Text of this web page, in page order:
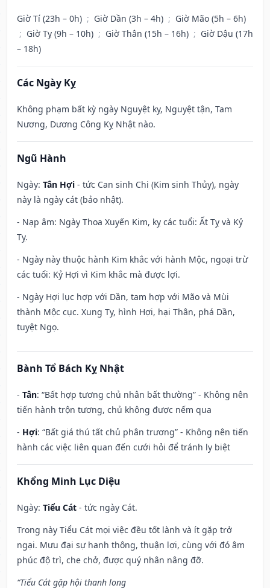
Giờ Tí (23h – 0h) ; Giờ Dần (3h – 4h) ; Giờ Mão (5h – 6h)
; Giờ Tỵ (9h – 10h) ; Giờ Thân (15h – 16h) ; Giờ Dậu (17h
– 18h)
Các Ngày Kỵ
Không phạm bất kỳ ngày Nguyệt kỵ, Nguyệt tận, Tam
Nương, Dương Công Kỵ Nhật nào.
Ngũ Hành
Ngày: Tân Hợi - tức Can sinh Chi (Kim sinh Thủy), ngày
này là ngày cát (bảo nhật).
- Nạp âm: Ngày Thoa Xuyến Kim, kỵ các tuổi: Ất Tỵ và Kỷ
Tỵ.
- Ngày này thuộc hành Kim khắc với hành Mộc, ngoại trừ
các tuổi: Kỷ Hợi vì Kim khắc mà được lợi.
- Ngày Hợi lục hợp với Dần, tam hợp với Mão và Mùi
thành Mộc cục. Xung Tỵ, hình Hợi, hại Thân, phá Dần,
tuyệt Ngọ.
Bành Tổ Bách Kỵ Nhật
- Tân: “Bất hợp tương chủ nhân bất thường” - Không nên
tiến hành trộn tương, chủ không được nếm qua
- Hợi: “Bất giá thú tất chủ phân trương” - Không nên tiến
hành các việc liên quan đến cưới hỏi để tránh ly biệt
Khổng Minh Lục Diệu
Ngày: Tiểu Cát - tức ngày Cát.
Trong này Tiểu Cát mọi việc đều tốt lành và ít gặp trở
ngại. Mưu đại sự hanh thông, thuận lợi, cùng với đó âm
phúc độ trì, che chở, được quý nhân nâng đỡ.
“Tiểu Cát gặp hội thanh long